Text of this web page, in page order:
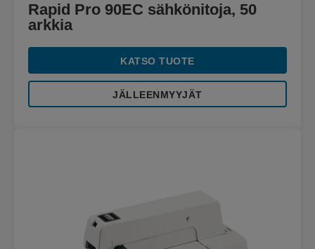
Rapid Pro 90EC sähkönitoja, 50
arkkia
KATSO TUOTE
JÄLLEENMYYJÄT